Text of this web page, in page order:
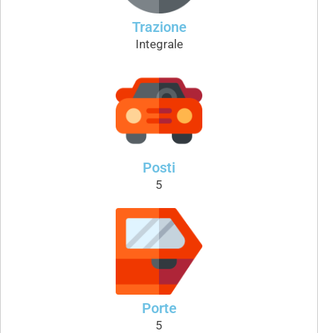
Trazione
Integrale
Posti
5
Porte
5